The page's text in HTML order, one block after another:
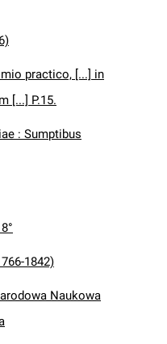
practico, [...] in
[...] P.15.
: Sumptibus
1842)
Naukowa